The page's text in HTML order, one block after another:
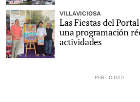
VILLAVICIOSA
Las Fiestas del
una programación
actividades